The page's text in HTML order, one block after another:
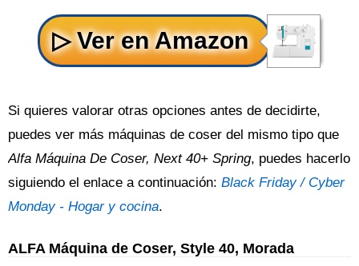
Si quieres valorar otras opciones antes de decidirte,
puedes ver más máquinas de coser del mismo tipo que
Alfa Máquina De Coser, Next 40+ Spring, puedes hacerlo
siguiendo el enlace a continuación: Black Friday / Cyber
Monday - Hogar y cocina.
ALFA Máquina de Coser, Style 40, Morada